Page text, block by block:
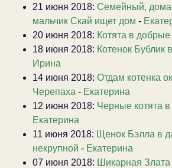
21 июня 2018: Семейный,
мальчик Скай ищет дом -
20 июня 2018: Котята в добрые
18 июня 2018: Котенок Бублик
Ирина
14 июня 2018: Отдам котенка
Черепаха - Екатерина
12 июня 2018: Черные котята
Екатерина
11 июня 2018: Щенок Бэлла в
некрупной - Екатерина
07 июня 2018: Шикарная